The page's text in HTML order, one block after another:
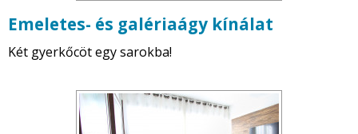
Emeletes- és galériaágy kínálat
Két gyerkőcöt egy sarokba!